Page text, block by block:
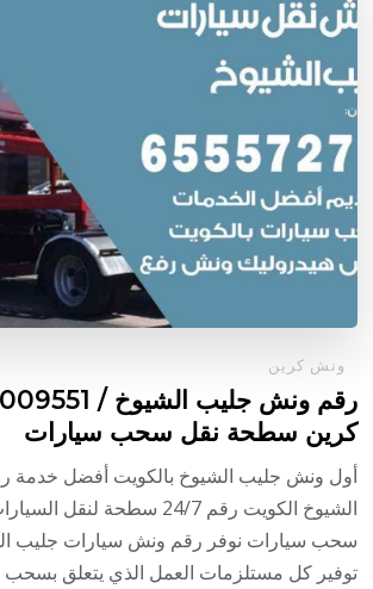
ونش كرين
كرين سطحة نقل سحب سيارات
أول ونش جليب الشيوخ بالكويت أفضل خدمة
الشيوخ الكويت رقم 24/7 سطحة
سحب سيارات نوفر رقم ونش سيارات جليب
توفير كل مستلزمات العمل الذي يتعلق بسحب